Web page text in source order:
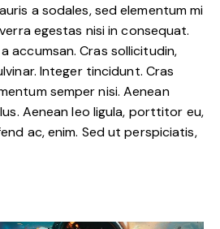
a sodales, sed elementum mi
egestas nisi in consequat.
accumsan. Cras sollicitudin,
Integer tincidunt. Cras
semper nisi. Aenean
Aenean leo ligula, porttitor eu,
ac, enim. Sed ut perspiciatis,